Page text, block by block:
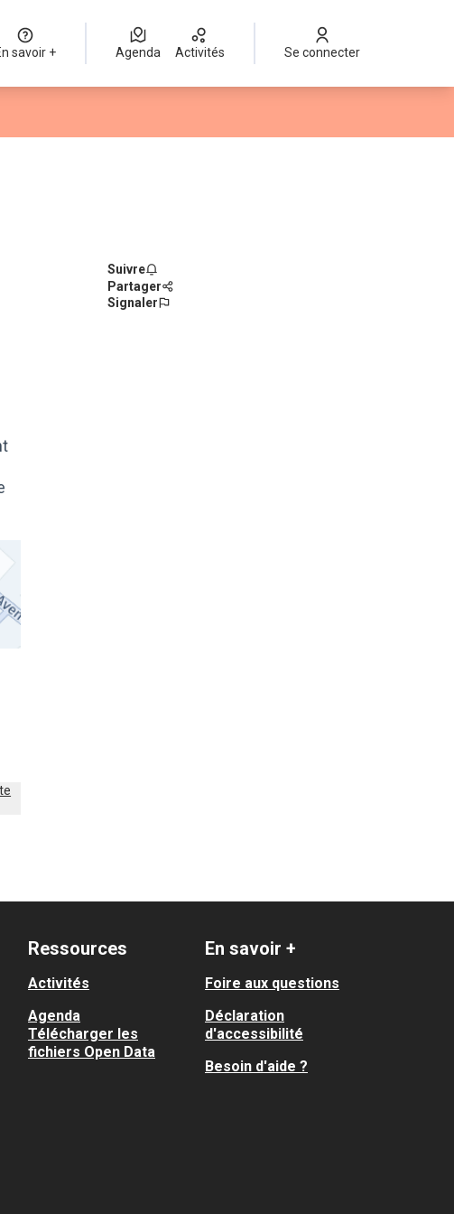
En savoir + Agenda Activités Se connecter
/ Ormeau / Montaudran / La Terrasse / Malepère
Suivre
Partager
Signaler
Ressources
Activités
Agenda
Télécharger les
fichiers Open Data
En savoir +
Foire aux questions
Déclaration
d'accessibilité
Besoin d'aide ?